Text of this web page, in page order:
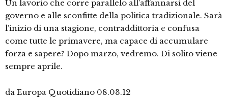
Un lavorio che corre parallelo all’affannarsi del
governo e alle sconfitte della politica tradizionale. Sarà
l’inizio di una stagione, contraddittoria e confusa
come tutte le primavere, ma capace di accumulare
forza e sapere? Dopo marzo, vedremo. Di solito viene
sempre aprile.
da Europa Quotidiano 08.03.12